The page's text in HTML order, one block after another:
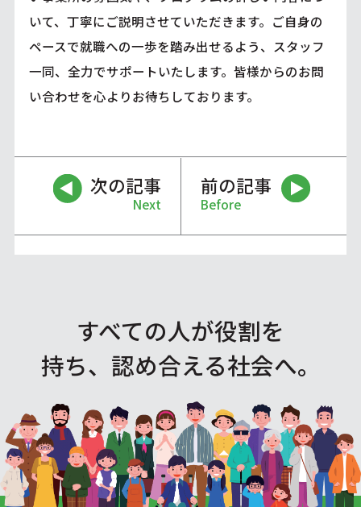
いて、丁寧にご説明させていただきます。ご自身の
ペースで就職への一歩を踏み出せるよう、スタッフ
一同、全力でサポートいたします。皆様からのお問
い合わせを心よりお待ちしております。
次の記事
Next
前の記事
Before
すべての人が役割を
持ち、認め合える社会へ。